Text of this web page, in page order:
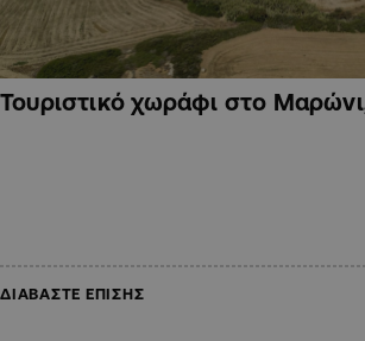
Τουριστικό χωράφι στο
ΔΙΑΒΑΣΤΕ ΕΠΙΣΗΣ